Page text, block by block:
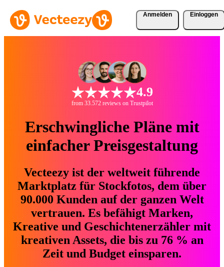
Anmelden Einloggen
4.9
from 33.572 reviews on Trustpilot
Erschwingliche Pläne mit
einfacher Preisgestaltung
Vecteezy ist der weltweit führende
Marktplatz für Stockfotos, dem über
90.000 Kunden auf der ganzen Welt
vertrauen. Es befähigt Marken,
Kreative und Geschichtenerzähler mit
kreativen Assets, die bis zu 76 % an
Zeit und Budget einsparen.